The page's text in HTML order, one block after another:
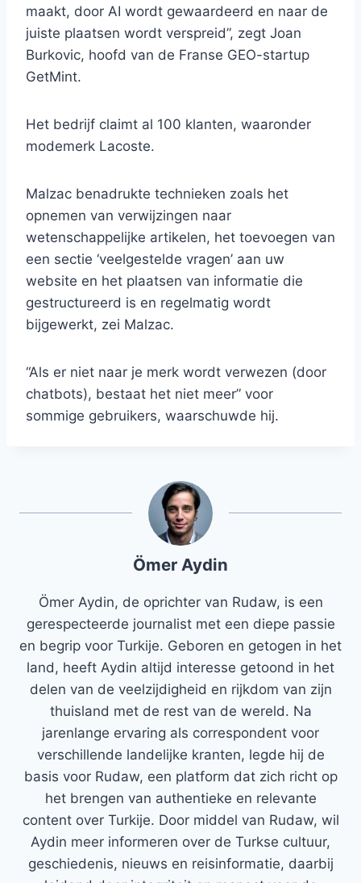
maakt, door AI wordt gewaardeerd en naar de
juiste plaatsen wordt verspreid”, zegt Joan
Burkovic, hoofd van de Franse GEO-startup
GetMint.
Het bedrijf claimt al 100 klanten, waaronder
modemerk Lacoste.
Malzac benadrukte technieken zoals het
opnemen van verwijzingen naar
wetenschappelijke artikelen, het toevoegen van
een sectie ‘veelgestelde vragen’ aan uw
website en het plaatsen van informatie die
gestructureerd is en regelmatig wordt
bijgewerkt, zei Malzac.
“Als er niet naar je merk wordt verwezen (door
chatbots), bestaat het niet meer” voor
sommige gebruikers, waarschuwde hij.
Ömer Aydin
Ömer Aydin, de oprichter van Rudaw, is een
gerespecteerde journalist met een diepe passie
en begrip voor Turkije. Geboren en getogen in het
land, heeft Aydin altijd interesse getoond in het
delen van de veelzijdigheid en rijkdom van zijn
thuisland met de rest van de wereld. Na
jarenlange ervaring als correspondent voor
verschillende landelijke kranten, legde hij de
basis voor Rudaw, een platform dat zich richt op
het brengen van authentieke en relevante
content over Turkije. Door middel van Rudaw, wil
Aydin meer informeren over de Turkse cultuur,
geschiedenis, nieuws en reisinformatie, daarbij